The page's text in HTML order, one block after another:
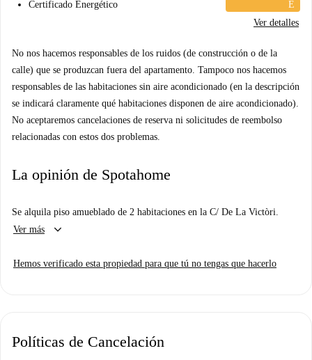
Certificado Energético
E
Ver detalles
No nos hacemos responsables de los ruidos (de construcción o de la
calle) que se produzcan fuera del apartamento. Tampoco nos hacemos
responsables de las habitaciones sin aire acondicionado (en la descripción
se indicará claramente qué habitaciones disponen de aire acondicionado).
No aceptaremos cancelaciones de reserva ni solicitudes de reembolso
relacionadas con estos dos problemas.
La opinión de Spotahome
Se alquila piso amueblado de 2 habitaciones en la C/ De La Victòri.
Ver más
keyboard_arrow_down
Hemos verificado esta propiedad para que tú no tengas que hacerlo
Políticas de Cancelación